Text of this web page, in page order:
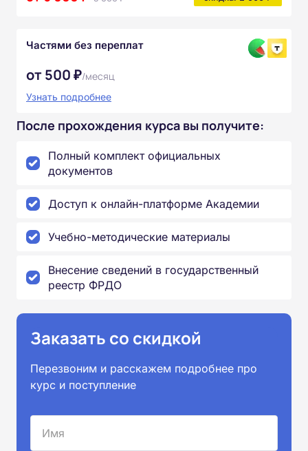
Частями без переплат
от 500 ₽/месяц
Узнать подробнее
После прохождения курса вы получите:
Полный комплект официальных
документов
Доступ к онлайн-платформе Академии
Учебно-методические материалы
Внесение сведений в государственный
реестр ФРДО
Заказать со скидкой
Перезвоним и расскажем подробнее про
курс и поступление